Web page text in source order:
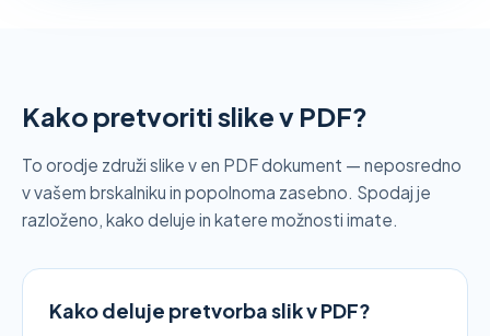
Kako pretvoriti slike v PDF?
To orodje združi slike v en PDF dokument — neposredno
v vašem brskalniku in popolnoma zasebno. Spodaj je
razloženo, kako deluje in katere možnosti imate.
Kako deluje pretvorba slik v PDF?